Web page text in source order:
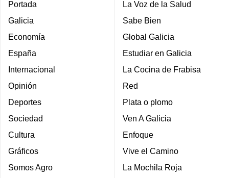
Portada
Galicia
Economía
España
Internacional
Opinión
Deportes
Sociedad
Cultura
Gráficos
Somos Agro
La Voz de la Salud
Sabe Bien
Global Galicia
Estudiar en Galicia
La Cocina de Frabisa
Red
Plata o plomo
Ven A Galicia
Enfoque
Vive el Camino
La Mochila Roja